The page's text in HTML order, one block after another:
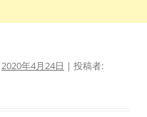
2020年4月24日 | 投稿者: